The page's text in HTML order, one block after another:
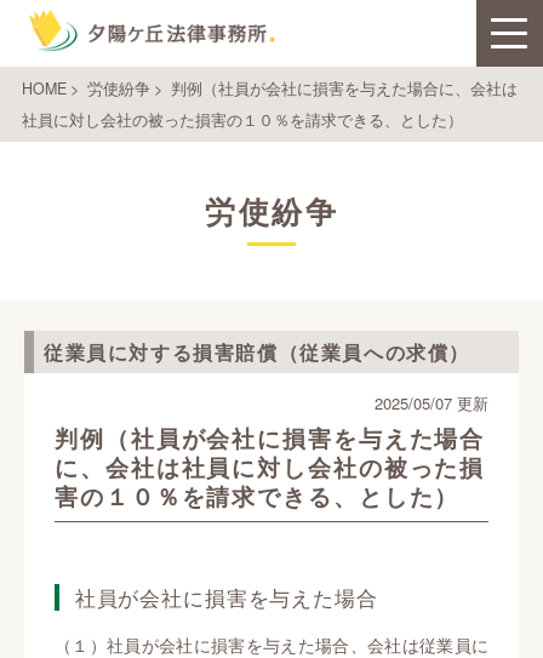
HOME> 労使紛争> 判例（社員が会社に損害を与えた場合に、会社は
社員に対し会社の被った損害の１０％を請求できる、とした）
労使紛争
従業員に対する損害賠償（従業員への求償）
判例（社員が会社に損害を与えた場合
に、会社は社員に対し会社の被った損
害の１０％を請求できる、とした）
2025/05/07 更新
社員が会社に損害を与えた場合
（１）社員が会社に損害を与えた場合、会社は従業員に